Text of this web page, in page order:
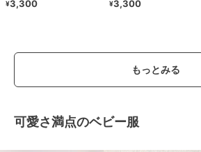
¥3,300
¥3,300
もっとみる
可愛さ満点のベビー服